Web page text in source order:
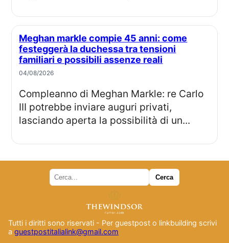
Meghan markle compie 45 anni: come
festeggerà la duchessa tra tensioni
familiari e possibili assenze reali
04/08/2026
Compleanno di Meghan Markle: re Carlo
III potrebbe inviare auguri privati,
lasciando aperta la possibilità di un...
Tutti i diritti sono riservati - Per guestpost o linkbuilding scrivi
a guestpostitalialink@gmail.com